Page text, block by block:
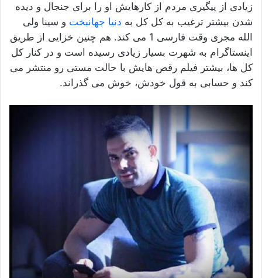
زیادی از پیگیری مردم از کارهایش او را برای جنجال و دیده
شدن بیشتر ترغیب به کل کل به دنیا جهانبخت و سینا ولی
الله مجری وقت فارسی 1 می کند. هم چنین خزایی از طریق
اینستاگرام به شهرت بسیار زیادی رسیده است و در کنار کل
کل ها، بیشتر فیلم رقص هایش با حالت مستی رو منتشر می
کند و حسابی به قول خودش، خوش می گذراند.